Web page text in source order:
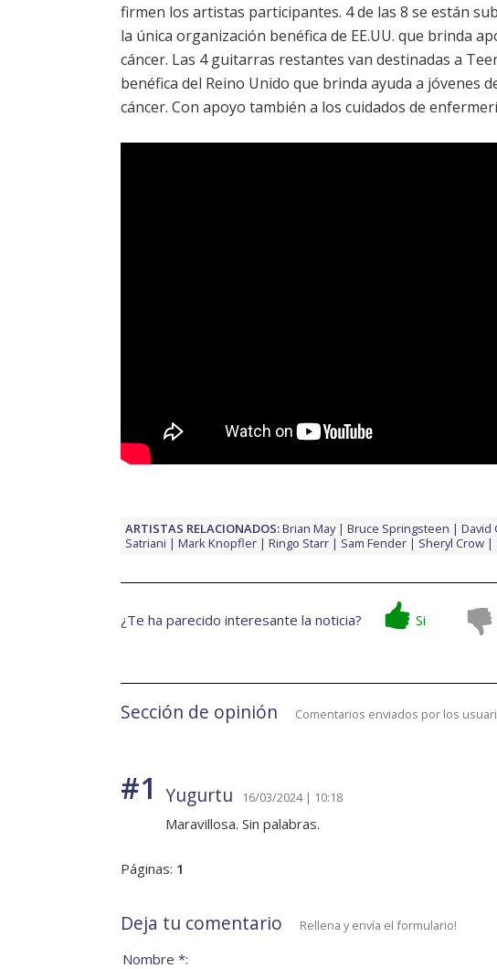
firmen los artistas participantes. 4 de las 8 se están
la única organización benéfica de EE.UU. que brinda
cáncer. Las 4 guitarras restantes van destinadas a
benéfica del Reino Unido que brinda ayuda a jóvenes
cáncer. Con apoyo también a los cuidados de
ARTISTAS RELACIONADOS:Brian May Bruce Springsteen David
Satriani
Mark Knopfler Ringo Starr Sam Fender Sheryl Crow
¿Te ha parecido interesante la noticia? Si
Sección de opinión Comentarios enviados por los
#1 Yugurtu 16/03/2024 | 10:18
Maravillosa. Sin palabras.
Páginas: 1
Deja tu comentario Rellena y envía el formulario!
Nombre *: